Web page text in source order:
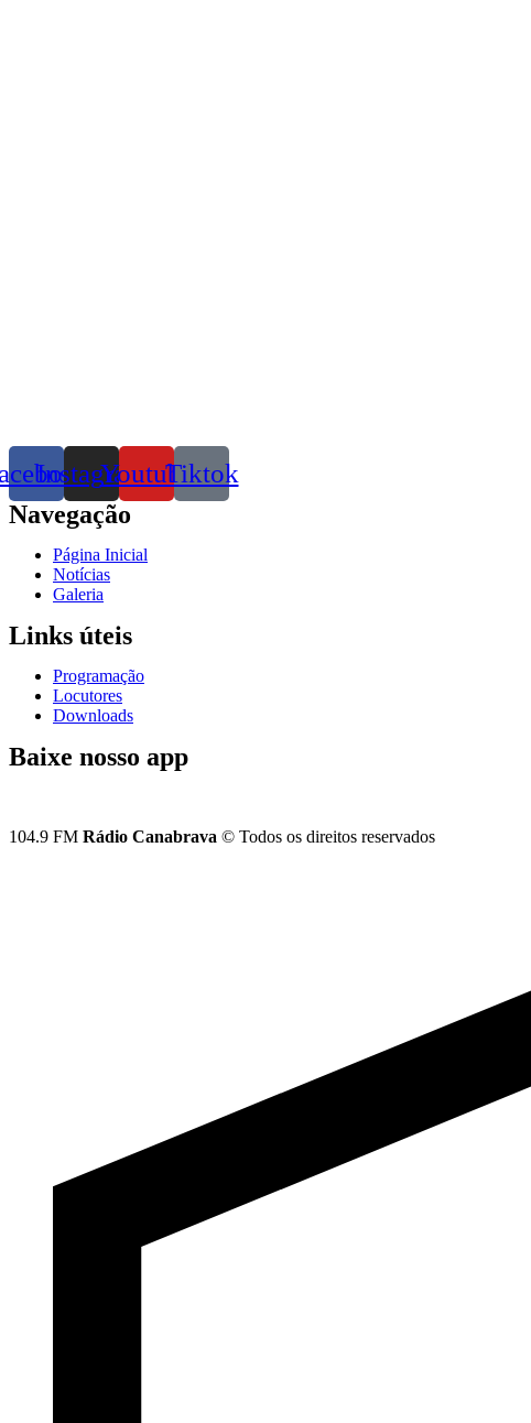
InstagramYoutubeTiktok
Navegação
Página Inicial
Notícias
Galeria
Links úteis
Programação
Locutores
Downloads
Baixe nosso app
104.9 FM Rádio Canabrava © Todos os direitos reservados